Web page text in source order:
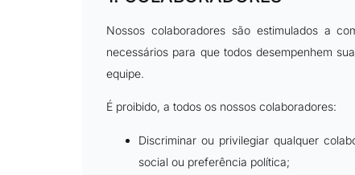
Nossos colaboradores são estimulados a
necessários para que todos desempenhem
equipe.
É proibido, a todos os nossos colaboradores:
Discriminar ou privilegiar qualquer
social ou preferência política;